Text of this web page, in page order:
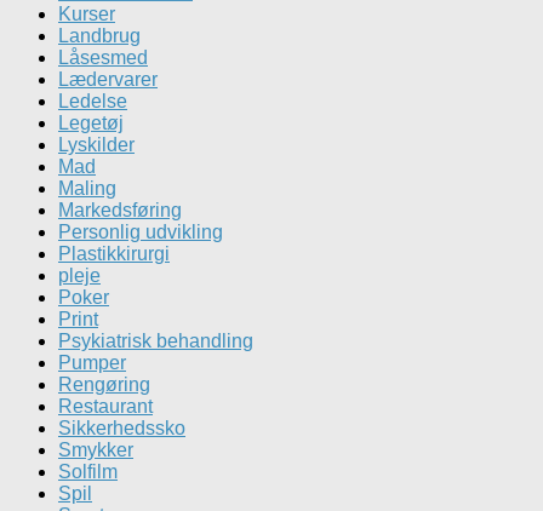
Kurser
Landbrug
Låsesmed
Lædervarer
Ledelse
Legetøj
Lyskilder
Mad
Maling
Markedsføring
Personlig udvikling
Plastikkirurgi
pleje
Poker
Print
Psykiatrisk behandling
Pumper
Rengøring
Restaurant
Sikkerhedssko
Smykker
Solfilm
Spil